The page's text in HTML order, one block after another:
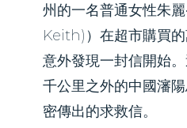
州的一名普通女性朱
Keith)）在超市購買
意外發現一封信開始
千公里之外的中國瀋
密傳出的求救信。